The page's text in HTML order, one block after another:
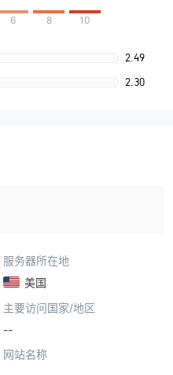
6 8 10
2.49
2.30
服务器所在地
美国
主要访问国家/地区
--
网站名称